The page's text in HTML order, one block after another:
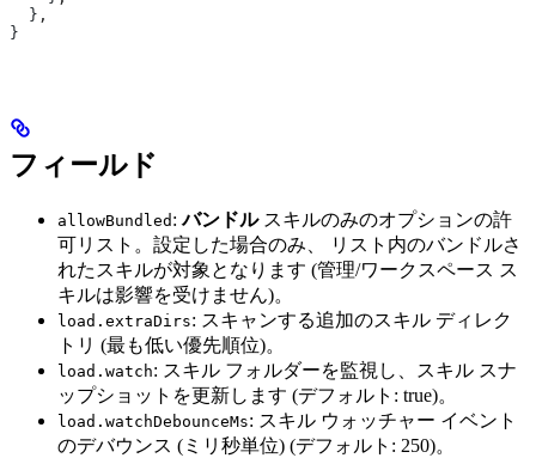
  }
,
}
フィールド
allowBundled :バンドルスキルのみのオプションの許
可リスト。設定した場合のみ、 リスト内のバンドルさ
れたスキルが対象となります (管理/ワークスペース ス
キルは影響を受けません)。
load.extraDirs: スキャンする追加のスキル ディレク
トリ (最も低い優先順位)。
load.watch: スキル フォルダーを監視し、スキル スナ
ップショットを更新します (デフォルト: true)。
load.watchDebounceMs: スキル ウォッチャー イベント
のデバウンス (ミリ秒単位) (デフォルト: 250)。